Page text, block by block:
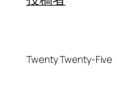
Twenty Twenty-Five